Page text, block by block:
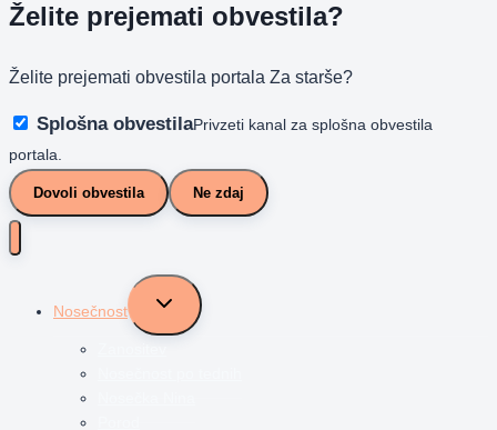
Želite prejemati obvestila?
Želite prejemati obvestila portala Za starše?
Splošna obvestilaPrivzeti kanal za splošna obvestila
portala.
Dovoli obvestila Ne zdaj
Nosečnost
Toggle
menu